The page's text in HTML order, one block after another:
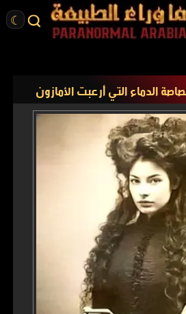
☾
الدماء التي أرعبت الأمازون